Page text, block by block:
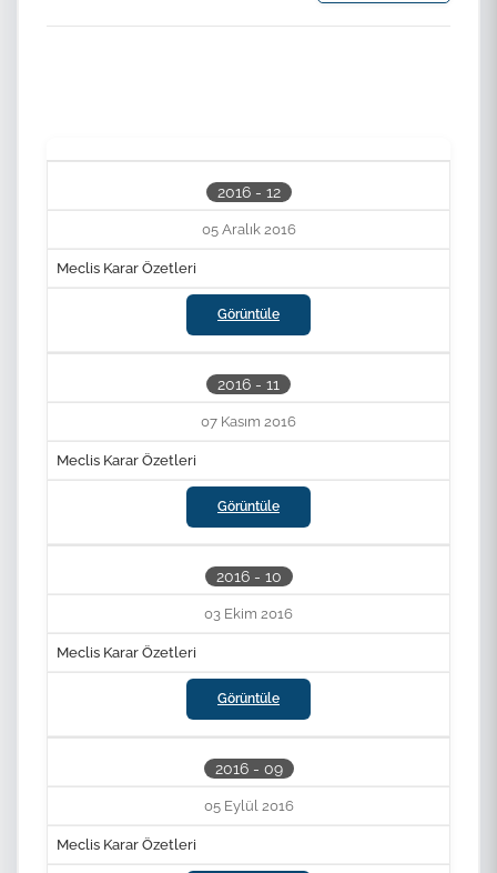
Ara
2016 - 12
05 Aralık 2016
Meclis Karar Özetleri
Görüntüle
2016 - 11
07 Kasım 2016
Meclis Karar Özetleri
Görüntüle
2016 - 10
03 Ekim 2016
Meclis Karar Özetleri
Görüntüle
2016 - 09
05 Eylül 2016
Meclis Karar Özetleri